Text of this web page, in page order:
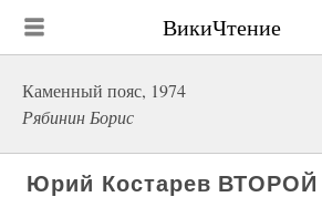
ВикиЧтение
Каменный пояс, 1974
Рябинин Борис
Юрий Костарев